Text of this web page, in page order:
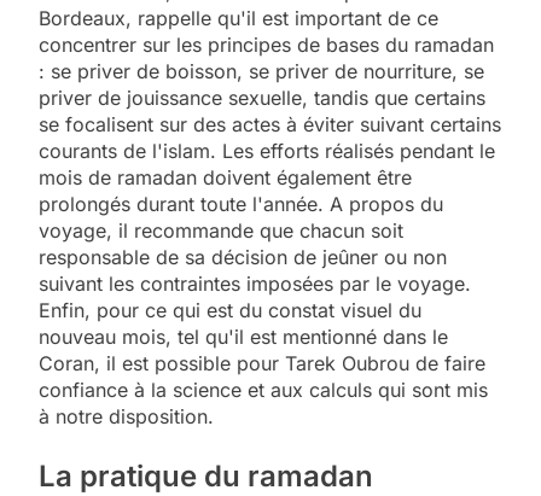
Bordeaux, rappelle qu'il est important de ce
concentrer sur les principes de bases du ramadan
: se priver de boisson, se priver de nourriture, se
priver de jouissance sexuelle, tandis que certains
se focalisent sur des actes à éviter suivant certains
courants de l'islam. Les efforts réalisés pendant le
mois de ramadan doivent également être
prolongés durant toute l'année. A propos du
voyage, il recommande que chacun soit
responsable de sa décision de jeûner ou non
suivant les contraintes imposées par le voyage.
Enfin, pour ce qui est du constat visuel du
nouveau mois, tel qu'il est mentionné dans le
Coran, il est possible pour Tarek Oubrou de faire
confiance à la science et aux calculs qui sont mis
à notre disposition.
La pratique du ramadan